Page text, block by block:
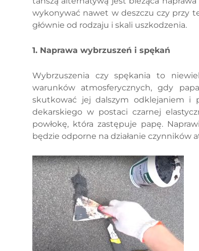
wykonywać nawet w deszczu czy przy
głównie od rodzaju i skali uszkodzenia.
1. Naprawa wybrzuszeń i spękań
Wybrzuszenia czy spękania to
warunków atmosferycznych, gdy
skutkować jej dalszym odklejaniem i
dekarskiego w postaci czarnej
powłokę, która zastępuje papę.
będzie odporne na działanie czynników